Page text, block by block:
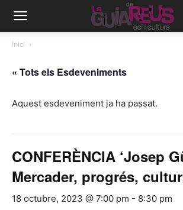
Inici
« Tots els Esdeveniments
Aquest esdeveniment ja ha passat.
CONFERÈNCIA ‘Josep
Mercader, progrés,
18 octubre, 2023 @ 7:00 pm - 8:30 pm